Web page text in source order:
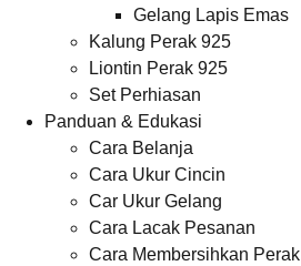
Gelang Lapis Emas
Kalung Perak 925
Liontin Perak 925
Set Perhiasan
Panduan & Edukasi
Cara Belanja
Cara Ukur Cincin
Car Ukur Gelang
Cara Lacak Pesanan
Cara Membersihkan Perak